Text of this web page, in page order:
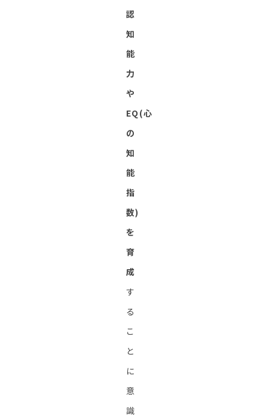
認
知
能
力
や
EQ(心
の
知
能
指
数)
を
育
成
す
る
こ
と
に
意
識